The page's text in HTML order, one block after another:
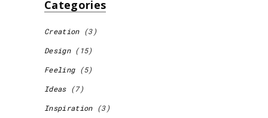
Categories
Creation(3)
Design(15)
Feeling(5)
Ideas(7)
Inspiration(3)